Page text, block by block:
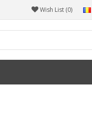
Wish List (0)